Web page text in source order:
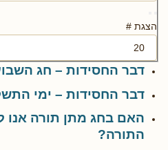
הצגת #
דבר החסידות – חג
דבר החסידות – ימי
האם בחג מתן תורה אנו
התורה?